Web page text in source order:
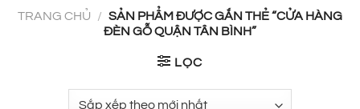
TRANG CHỦ / SẢN PHẨM ĐƯỢC GẮN THẺ “CỬA HÀNG
ĐÈN GỖ QUẬN TÂN BÌNH”
LỌC